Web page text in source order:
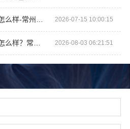
2026-07-15 10:00:15
2026-08-03 06:21:51